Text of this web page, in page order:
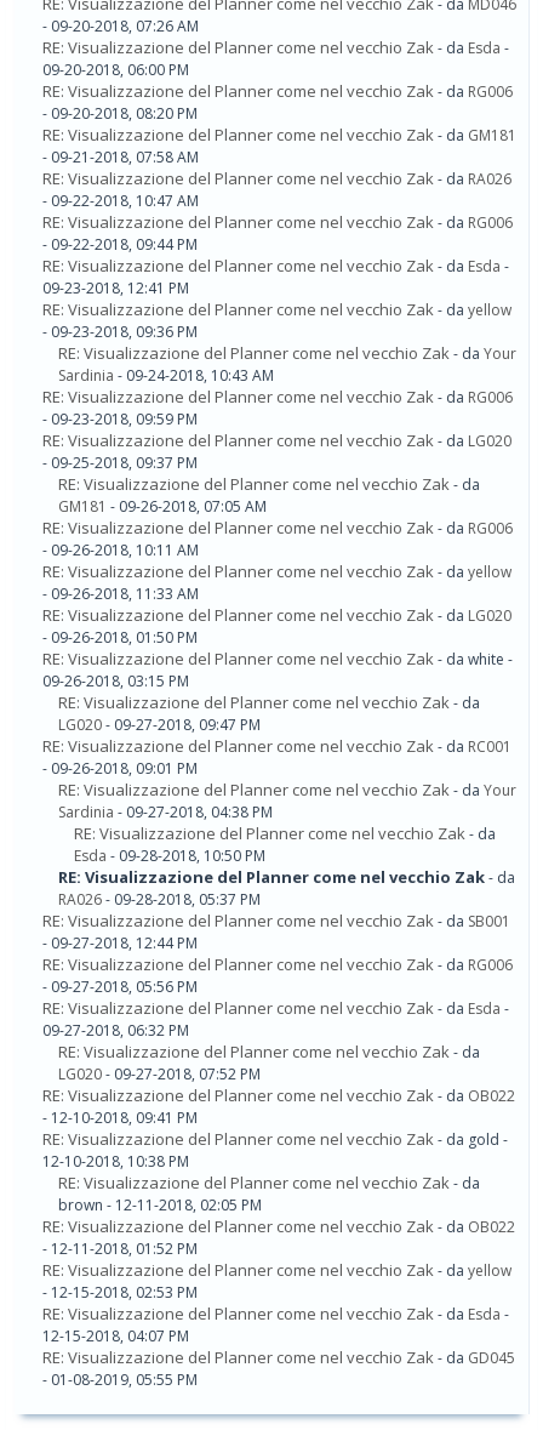
- da MD046
- 09-20-2018, 07:26 AM
RE: Visualizzazione del Planner come nel vecchio Zak- da Esda -
09-20-2018, 06:00 PM
RE: Visualizzazione del Planner come nel vecchio Zak- da RG006
- 09-20-2018, 08:20 PM
RE: Visualizzazione del Planner come nel vecchio Zak- da GM181
- 09-21-2018, 07:58 AM
RE: Visualizzazione del Planner come nel vecchio Zak- da RA026
- 09-22-2018, 10:47 AM
RE: Visualizzazione del Planner come nel vecchio Zak- da RG006
- 09-22-2018, 09:44 PM
RE: Visualizzazione del Planner come nel vecchio Zak- da Esda -
09-23-2018, 12:41 PM
RE: Visualizzazione del Planner come nel vecchio Zak- da yellow
- 09-23-2018, 09:36 PM
RE: Visualizzazione del Planner come nel vecchio Zak- da Your
Sardinia - 09-24-2018, 10:43 AM
RE: Visualizzazione del Planner come nel vecchio Zak- da RG006
- 09-23-2018, 09:59 PM
RE: Visualizzazione del Planner come nel vecchio Zak- da LG020
- 09-25-2018, 09:37 PM
RE: Visualizzazione del Planner come nel vecchio Zak- da
GM181 - 09-26-2018, 07:05 AM
RE: Visualizzazione del Planner come nel vecchio Zak- da RG006
- 09-26-2018, 10:11 AM
RE: Visualizzazione del Planner come nel vecchio Zak- da yellow
- 09-26-2018, 11:33 AM
RE: Visualizzazione del Planner come nel vecchio Zak- da LG020
- 09-26-2018, 01:50 PM
RE: Visualizzazione del Planner come nel vecchio Zak- da white -
09-26-2018, 03:15 PM
RE: Visualizzazione del Planner come nel vecchio Zak- da
LG020- 09-27-2018, 09:47 PM
RE: Visualizzazione del Planner come nel vecchio Zak- da RC001
- 09-26-2018, 09:01 PM
RE: Visualizzazione del Planner come nel vecchio Zak- da Your
Sardinia - 09-27-2018, 04:38 PM
RE: Visualizzazione del Planner come nel vecchio Zak- da
Esda - 09-28-2018, 10:50 PM
RE: Visualizzazione del Planner come nel vecchio Zak- da
RA026- 09-28-2018, 05:37 PM
RE: Visualizzazione del Planner come nel vecchio Zak- da SB001
- 09-27-2018, 12:44 PM
RE: Visualizzazione del Planner come nel vecchio Zak- da RG006
- 09-27-2018, 05:56 PM
RE: Visualizzazione del Planner come nel vecchio Zak- da Esda -
09-27-2018, 06:32 PM
RE: Visualizzazione del Planner come nel vecchio Zak- da
LG020- 09-27-2018, 07:52 PM
RE: Visualizzazione del Planner come nel vecchio Zak- da OB022
- 12-10-2018, 09:41 PM
RE: Visualizzazione del Planner come nel vecchio Zak- da gold -
12-10-2018, 10:38 PM
RE: Visualizzazione del Planner come nel vecchio Zak- da
brown - 12-11-2018, 02:05 PM
RE: Visualizzazione del Planner come nel vecchio Zak- da OB022
- 12-11-2018, 01:52 PM
RE: Visualizzazione del Planner come nel vecchio Zak- da yellow
- 12-15-2018, 02:53 PM
RE: Visualizzazione del Planner come nel vecchio Zak- da Esda -
12-15-2018, 04:07 PM
RE: Visualizzazione del Planner come nel vecchio Zak- da GD045
- 01-08-2019, 05:55 PM